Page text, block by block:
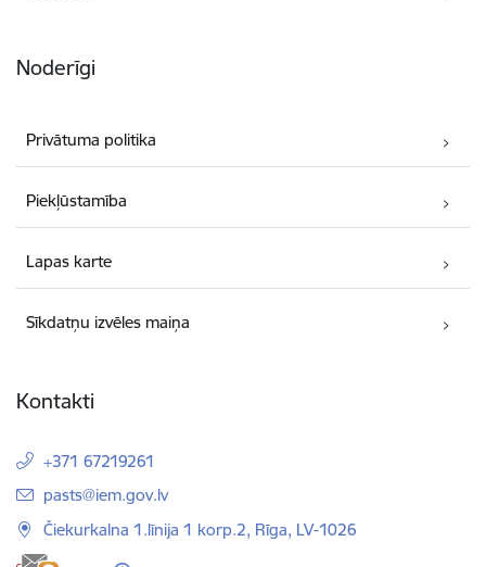
Noderīgi
Privātuma politika
Piekļūstamība
Lapas karte
Sīkdatņu izvēles maiņa
Kontakti
+371 67219261
E-pasts:
pasts@iem.gov.lv
Čiekurkalna 1.līnija 1 korp.2, Rīga, LV-1026